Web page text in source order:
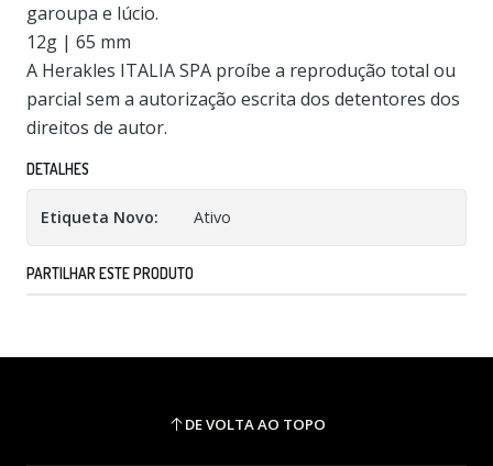
garoupa e lúcio.
12g | 65 mm
A Herakles ITALIA SPA proíbe a reprodução total ou
parcial sem a autorização escrita dos detentores dos
direitos de autor.
DETALHES
Etiqueta Novo: Ativo
PARTILHAR ESTE PRODUTO
DE VOLTA AO TOPO